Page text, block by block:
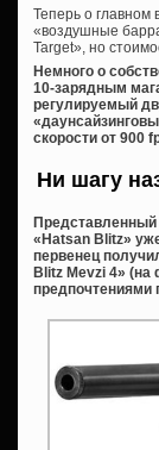
Теперь о главном
«воздушные
Target», но
Немного о
10-зарядным
регулируемый
скорости от 900
Ни шагу
Представленный
«Hatsan Blitz»
первенец
Blitz Mevzi 4» (на
предпочтениями